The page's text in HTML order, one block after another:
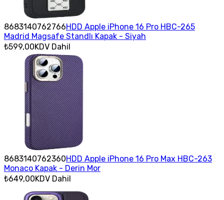
8683140762766HDD Apple iPhone 16 Pro HBC-265
Madrid Magsafe Standlı Kapak - Siyah
₺599,00KDV Dahil
8683140762360HDD Apple iPhone 16 Pro Max HBC-263
Monaco Kapak - Derin Mor
₺649,00KDV Dahil